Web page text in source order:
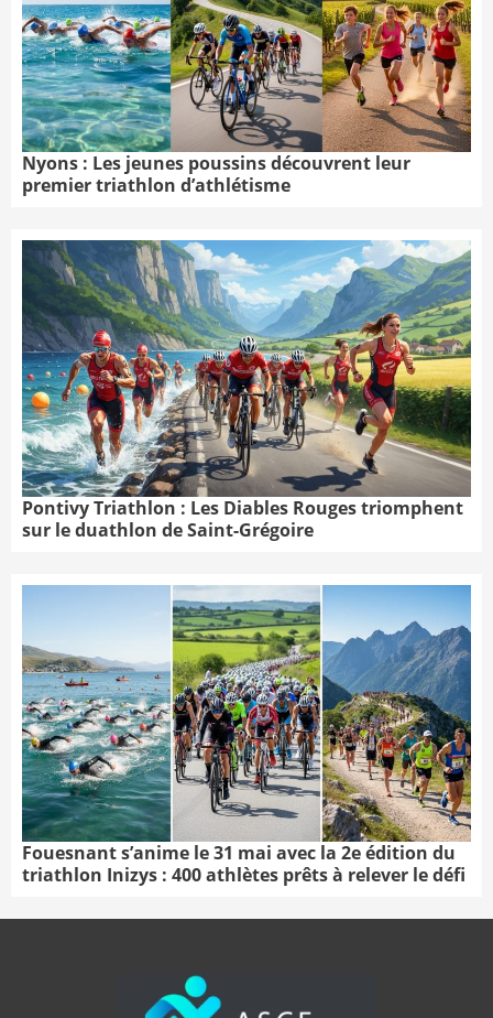
Nyons : Les jeunes poussins découvrent leur
premier triathlon d’athlétisme
Pontivy Triathlon : Les Diables Rouges triomphent
sur le duathlon de Saint-Grégoire
Fouesnant s’anime le 31 mai avec la 2e édition du
triathlon Inizys : 400 athlètes prêts à relever le défi